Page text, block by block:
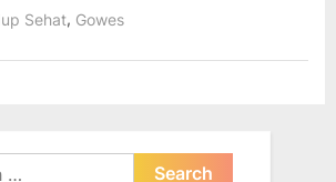
Sehat, Gowes